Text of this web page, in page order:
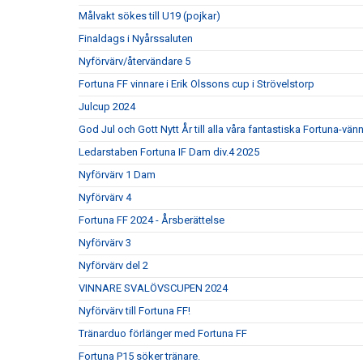
Målvakt sökes till U19 (pojkar)
Finaldags i Nyårssaluten
Nyförvärv/återvändare 5
Fortuna FF vinnare i Erik Olssons cup i Strövelstorp
Julcup 2024
God Jul och Gott Nytt År till alla våra fantastiska Fortuna-
Ledarstaben Fortuna IF Dam div.4 2025
Nyförvärv 1 Dam
Nyförvärv 4
Fortuna FF 2024 - Årsberättelse
Nyförvärv 3
Nyförvärv del 2
VINNARE SVALÖVSCUPEN 2024
Nyförvärv till Fortuna FF!
Tränarduo förlänger med Fortuna FF
Fortuna P15 söker tränare.